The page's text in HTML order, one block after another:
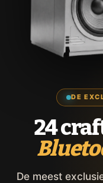
DE
24
De meest